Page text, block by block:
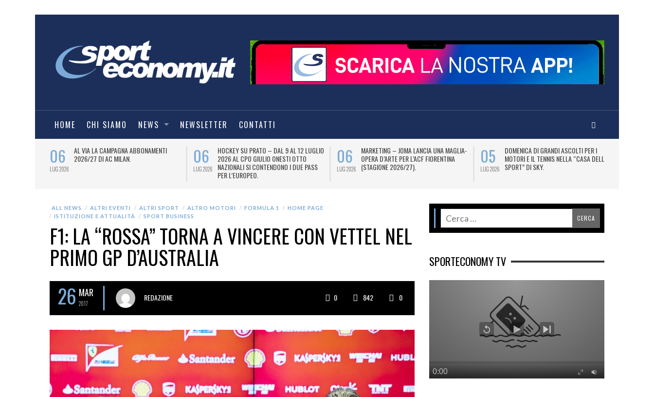
HOME CHI SIAMO NEWS NEWSLETTER CONTATTI
06
LUG 2026
AL VIA LA CAMPAGNA ABBONAMENTI
2026/27 DI AC MILAN.
06
LUG 2026
HOCKEY SU PRATO – DAL 9 AL 12 LUGLIO
2026 AL CPO GIULIO ONESTI OTTO
NAZIONALI SI CONTENDONO I DUE PASS
PER L’EUROPEO.
06
LUG 2026
MARKETING – JOMA LANCIA UNA MAGLIA-
OPERA D’ARTE PER L’ACF FIORENTINA
(STAGIONE 2026/27).
05
LUG 2026
DOMENICA DI GRANDI ASCOLTI PER I
MOTORI E IL TENNIS NELLA “CASA DELLO
SPORT” DI SKY.
ALL NEWS ALTRI EVENTI ALTRI SPORT ALTRO MOTORI FORMULA 1
HOME PAGE
ISTITUZIONE E ATTUALITÀ
SPORT BUSINESS
F1: LA “ROSSA” TORNA A VINCERE CON VETTEL NEL
PRIMO GP D’AUSTRALIA
26 MAR
2017
REDAZIONE 0 842 0
SPORTECONOMY TV